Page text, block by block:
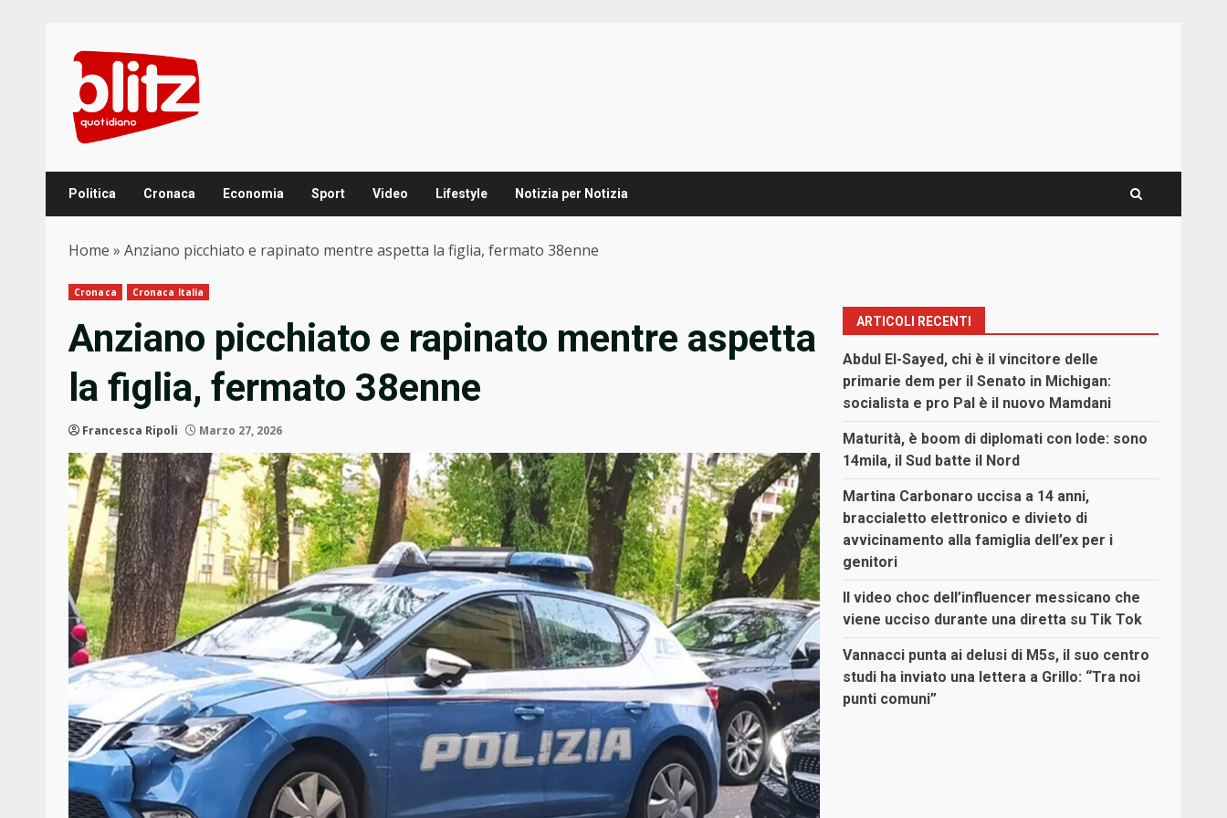
content
Politica Cronaca Economia Sport Video Lifestyle Notizia per Notizia
Home » Anziano picchiato e rapinato mentre aspetta la figlia, fermato 38enne
Cronaca Cronaca Italia
Anziano picchiato e rapinato mentre aspetta
la figlia, fermato 38enne
Francesca Ripoli Marzo 27, 2026
ARTICOLI RECENTI
Abdul El-Sayed, chi è il vincitore delle
primarie dem per il Senato in Michigan:
socialista e pro Pal è il nuovo Mamdani
Maturità, è boom di diplomati con lode: sono
14mila, il Sud batte il Nord
Martina Carbonaro uccisa a 14 anni,
braccialetto elettronico e divieto di
avvicinamento alla famiglia dell’ex per i
genitori
Il video choc dell’influencer messicano che
viene ucciso durante una diretta su Tik Tok
Vannacci punta ai delusi di M5s, il suo centro
studi ha inviato una lettera a Grillo: “Tra noi
punti comuni”